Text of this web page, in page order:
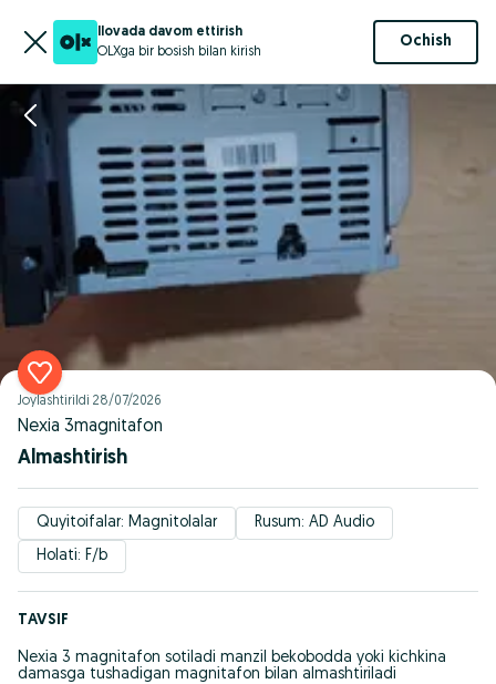
Ilovada davom ettirish
OLXga bir bosish bilan kirish
Ochish
Joylashtirildi 28/07/2026
Nexia 3magnitafon
Almashtirish
Quyitoifalar: Magnitolalar
Rusum: AD Audio
Holati: F/b
TAVSIF
Nexia 3 magnitafon sotiladi manzil bekobodda yoki kichkina
damasga tushadigan magnitafon bilan almashtiriladi